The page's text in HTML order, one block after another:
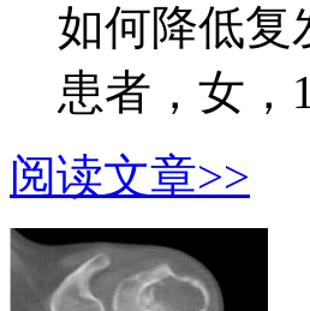
如何降低复
患者，女，
阅读文章>>